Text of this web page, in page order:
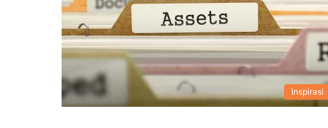
Inspirasi